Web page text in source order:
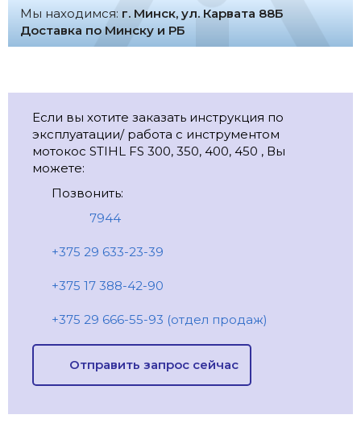
Мы находимся: г. Минск, ул. Карвата 88Б
Доставка по Минску и РБ
Если вы хотите заказать инструкция по
эксплуатации/ работа с инструментом
мотокос STIHL FS 300, 350, 400, 450 , Вы
можете:
Позвонить:
7944
+375 29 633-23-39
+375 17 388-42-90
+375 29 666-55-93 (отдел продаж)
Отправить запрос сейчас